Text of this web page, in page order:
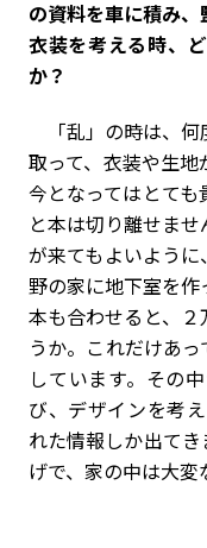
の資料を車に積み、
衣装を考える時、
か？
「乱」の時は、何
取って、衣装や生地
今となってはとて
と本は切り離せま
が来てもよいよう
野の家に地下室を
本も合わせると、
うか。これだけあ
しています。その
び、デザインを考
れた情報しか出て
げで、家の中は大変